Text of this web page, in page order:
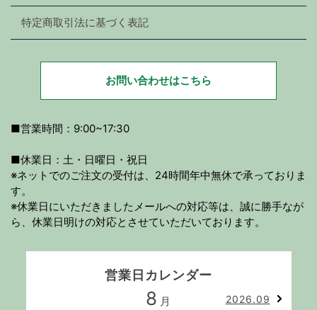
特定商取引法に基づく表記
お問い合わせはこちら
■営業時間：9:00~17:30
■休業日：土・日曜日・祝日
※ネットでのご注文の受付は、24時間年中無休で承っておりま
す。
※休業日にいただきましたメールへの対応等は、誠に勝手なが
ら、休業日明けの対応とさせていただいております。
営業日カレンダー
8 月 2026.09